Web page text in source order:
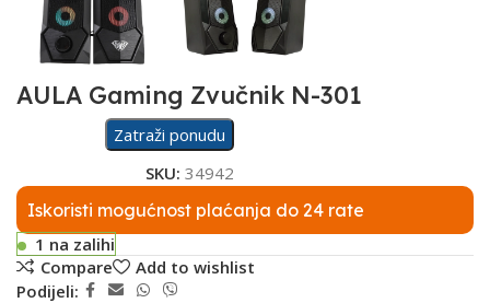
AULA Gaming Zvučnik N-301
Zatraži ponudu
SKU: 34942
Iskoristi mogućnost plaćanja do 24 rate
1 na zalihi
Compare
Add to wishlist
Podijeli: